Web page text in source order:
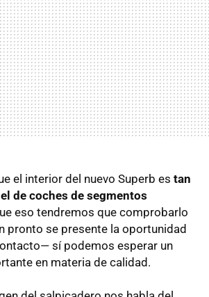
el interior del nuevo Superb es tan
de coches de segmentos
eso tendremos que comprobarlo
pronto se presente la oportunidad
sí podemos esperar un
en materia de calidad.